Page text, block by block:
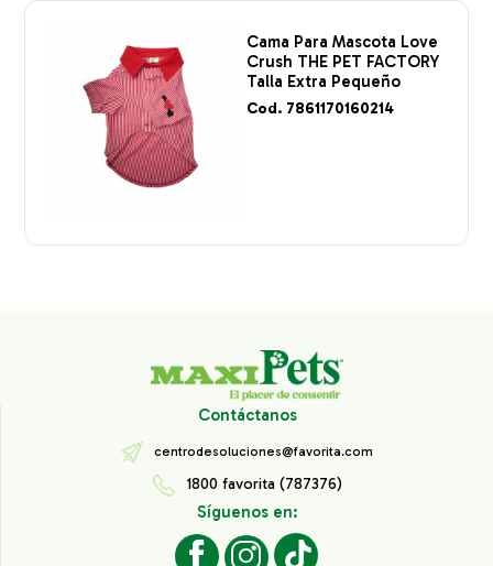
Cama Para Mascota Love
Crush THE PET FACTORY
Talla Extra Pequeño
Cod. 7861170160214
Contáctanos
centrodesoluciones@favorita.com
1800 favorita (787376)
Síguenos en: